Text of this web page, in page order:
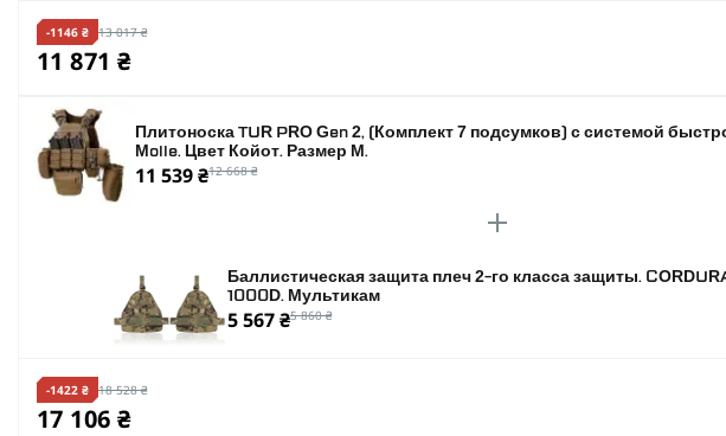
-1146 ₴ 13 017 ₴
11 871 ₴
Плитоноска TUR PRO Gen 2, (Комплект 7 подсумков) с системой
Molle. Цвет Койот. Размер M.
11 539 ₴12 668 ₴
Баллистическая защита плеч 2-го класса защиты.
1000D. Мультикам
5 567 ₴5 860 ₴
-1422 ₴ 18 528 ₴
17 106 ₴